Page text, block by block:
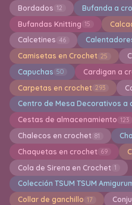
Bordados 12 Bufanda a
Bufandas Knitting 15
Calcetines 46
Camisetas en Crochet 25
Capuchas 50 Cardigan a
Carpetas en crochet 293
Centro de Mesa Decorativos a
Cestas de almacenamiento 123
Chalecos en crochet 81
Chaquetas en crochet 69
Cola de Sirena en Crochet 1
Colección TSUM TSUM
Collar de ganchillo 17